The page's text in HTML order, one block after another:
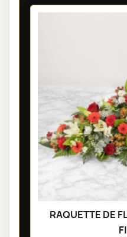
RAQUETTE DE